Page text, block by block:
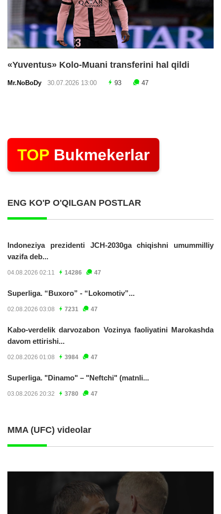
«Yuventus» Kolo-Muani transferini hal qildi
Mr.NoBoDy 30.07.2026 13:00 93 47
TOP Bukmekerlar
ENG KO'P O'QILGAN POSTLAR
Indoneziya prezidenti JCH-2030ga chiqishni umummilliy
vazifa deb...
04.08.2026 02:11 14286 47
Superliga. “Buxoro” - “Lokomotiv”...
02.08.2026 03:08 7231 47
Kabo-verdelik darvozabon Vozinya faoliyatini Marokashda
davom ettirishi...
02.08.2026 01:08 3984 47
Superliga. "Dinamo" – "Neftchi" (matnli...
03.08.2026 20:32 3780 47
MMA (UFC) videolar